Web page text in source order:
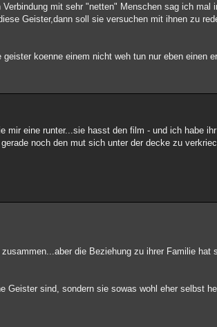
mit sehr "netten" Menschen sag ich mal
Geister,dann soll sie versuchen mit ihnen zu
koenne einem nicht weh tun nur eben einen
mir eine runter...sie hasst den film - und ich habe
noch den mut sich unter der decke zu
die Beziehung zu ihrer Familie
Geister sind, sondern sie sowas wohl eher selbst